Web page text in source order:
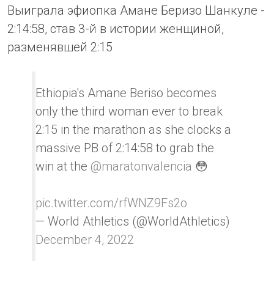
Выиграла эфиопка Амане Беризо Шанкуле -
2:14:58, став 3-й в истории женщиной,
разменявшей 2:15
Ethiopia's Amane Beriso becomes
only the third woman ever to break
2:15 in the marathon as she clocks a
massive PB of 2:14:58 to grab the
win at the @maratonvalencia 😳
pic.twitter.com/rfWNZ9Fs2o
— World Athletics (@WorldAthletics)
December 4, 2022